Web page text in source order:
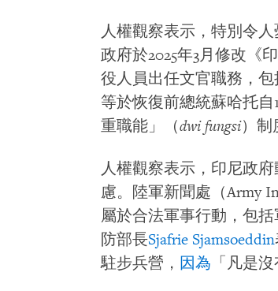
人權觀察表示，特別令
政府於2025年3月修改《
役人員出任文官職務，
等於恢復前總統蘇哈托自
重職能」（dwi fungsi）制
人權觀察表示，印尼政府
慮。陸軍新聞處（Army
屬於合法軍事行動，包
防部長Sjafrie Sjamsoeddin
駐步兵營， 因為 「凡是